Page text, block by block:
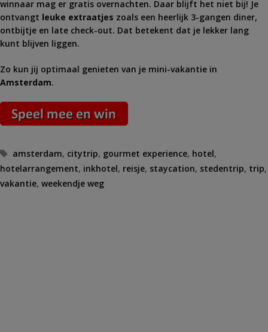
winnaar mag er gratis overnachten. Daar blijft het niet bij! Je
ontvangt leuke extraatjes zoals een heerlijk 3-gangen diner,
ontbijtje en late check-out. Dat betekent dat je lekker lang
kunt blijven liggen.
Zo kun jij optimaal genieten van je mini-vakantie in
Amsterdam.
Tags
amsterdam, citytrip, gourmet experience, hotel,
hotelarrangement, inkhotel, reisje, staycation, stedentrip, trip,
vakantie, weekendje weg